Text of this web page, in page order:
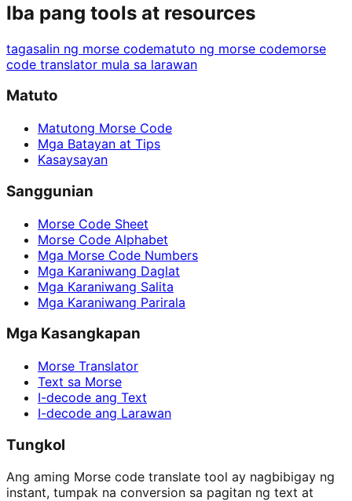
Iba pang tools at resources
tagasalin ng morse codematuto ng morse codemorse
code translator mula sa larawan
Matuto
Matutong Morse Code
Mga Batayan at Tips
Kasaysayan
Sanggunian
Morse Code Sheet
Morse Code Alphabet
Mga Morse Code Numbers
Mga Karaniwang Daglat
Mga Karaniwang Salita
Mga Karaniwang Parirala
Mga Kasangkapan
Morse Translator
Text sa Morse
I-decode ang Text
I-decode ang Larawan
Tungkol
Ang aming Morse code translate tool ay nagbibigay ng
instant, tumpak na conversion sa pagitan ng text at